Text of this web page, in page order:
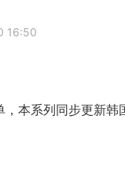
16:50
本系列同步更新